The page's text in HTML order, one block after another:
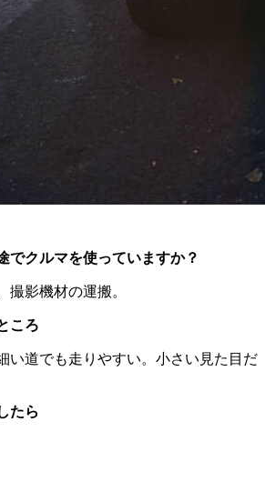
でクルマを使っていますか？
撮影機材の運搬。
ころ
い道でも走りやすい。小さい見た目だ
たら